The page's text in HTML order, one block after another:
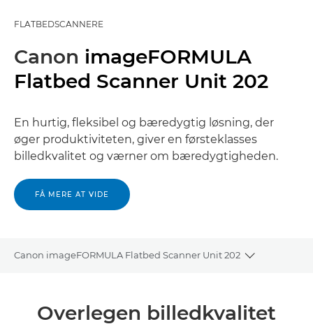
FLATBEDSCANNERE
Canon imageFORMULA
Flatbed Scanner Unit 202
En hurtig, fleksibel og bæredygtig løsning, der
øger produktiviteten, giver en førsteklasses
billedkvalitet og værner om bæredygtigheden.
FÅ MERE AT VIDE
Canon imageFORMULA Flatbed Scanner Unit 202
Toggle
Overlegen billedkvalitet